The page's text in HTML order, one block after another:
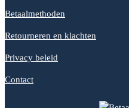
Betaalmethoden
Retourneren en klachten
Privacy beleid
Contact